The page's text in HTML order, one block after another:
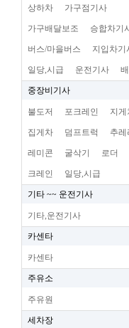
상하차 가구점기사
가구배달보조 승합차기
버스/마을버스 지입차기
일당,시급 운전기사
중장비기사
불도저 포크레인 지게
집게차 덤프트럭 추레
레미콘 굴삭기 로더
크레인 일당,시급
기타 ~~ 운전기사
기타,운전기사
카센타
카센타
주유소
주유원
세차장